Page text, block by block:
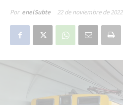
Por enelSubte 22 de noviembre de 2022